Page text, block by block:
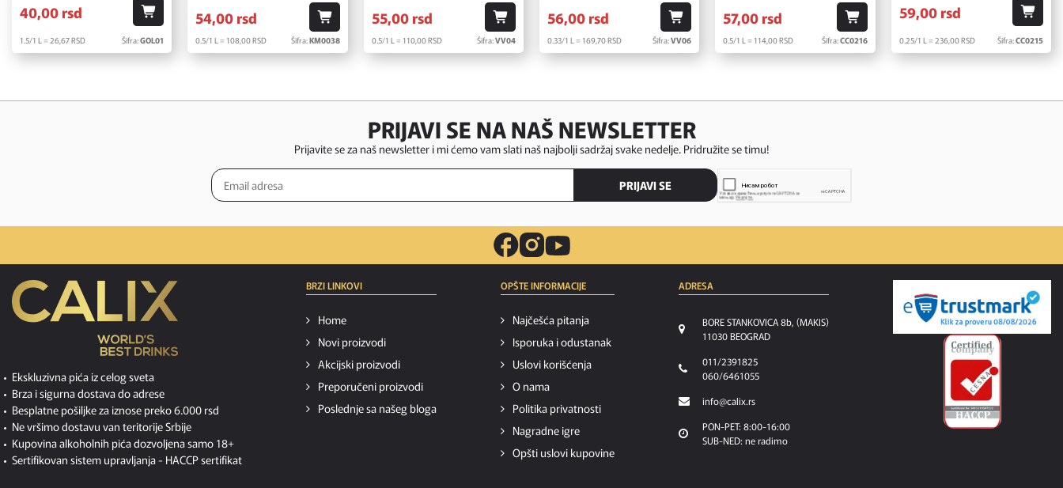
40,00rsd
1.5/1 L = 26,67RSD Šifra:GOL01
54,00rsd
0.5/1 L = 108,00RSD Šifra:KM0038
55,00 rsd
0.5/1 L = 110,00RSD Šifra:VV04
56,00rsd
0.33/1 L = 169,70RSD Šifra:VV06
57,00rsd
0.5/1 L = 114,00RSD Šifra:CC0216
59,00 rsd
0.25/1 L = 236,00RSD Šifra:CC0215
PRIJAVI SE NA NAŠ NEWSLETTER
Prijavite se za naš newsletter i mi ćemo vam slati naš najbolji sadržaj svake nedelje. Pridružite se timu!
PRIJAVI SE
Ekskluzivna pića iz celog sveta
Brza i sigurna dostava do adrese
Besplatne pošiljke za iznose preko 6.000 rsd
Ne vršimo dostavu van teritorije Srbije
Kupovina alkoholnih pića dozvoljena samo 18+
Sertifikovan sistem upravljanja - HACCP sertifikat
BRZI LINKOVI
Home
Novi proizvodi
Akcijski proizvodi
Preporučeni proizvodi
Poslednje sa našeg bloga
OPŠTE INFORMACIJE
Najčešća pitanja
Isporuka i odustanak
Uslovi korišćenja
O nama
Politika privatnosti
Nagradne igre
Opšti uslovi kupovine
ADRESA
BORE STANKOVICA 8b, (MAKIS)
11030 BEOGRAD
011/2391825
060/6461055
info@calix.rs
PON-PET: 8:00-16:00
SUB-NED: ne radimo